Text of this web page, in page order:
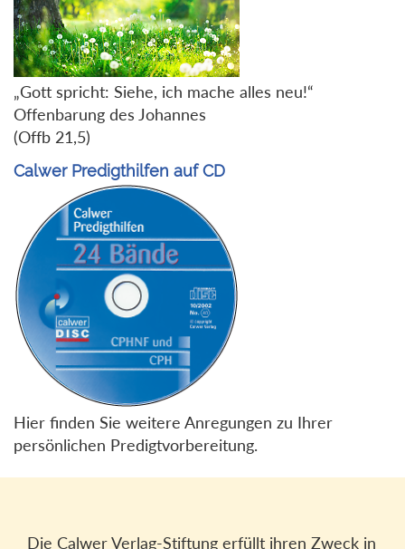
„Gott spricht: Siehe, ich mache alles neu!“
Offenbarung des Johannes
(Offb 21,5)
Calwer Predigthilfen auf CD
Hier finden Sie weitere Anregungen zu Ihrer
persönlichen Predigtvorbereitung.
Die Calwer Verlag-Stiftung erfüllt ihren Zweck in